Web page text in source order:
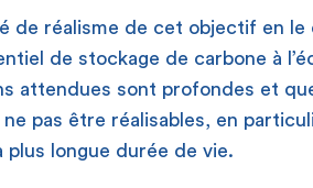
de réalisme de cet objectif en
de stockage de carbone à
attendues sont profondes et
pas être réalisables, en
plus longue durée de vie.